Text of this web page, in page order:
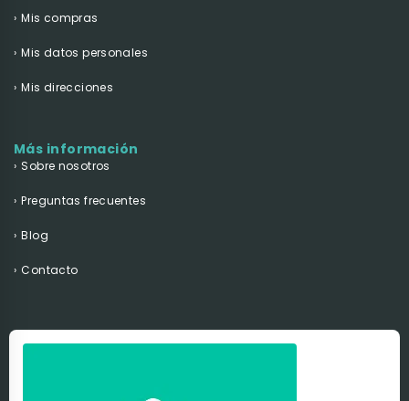
Mis compras
Mis datos personales
Mis direcciones
Más información
Sobre nosotros
Preguntas frecuentes
Blog
Contacto